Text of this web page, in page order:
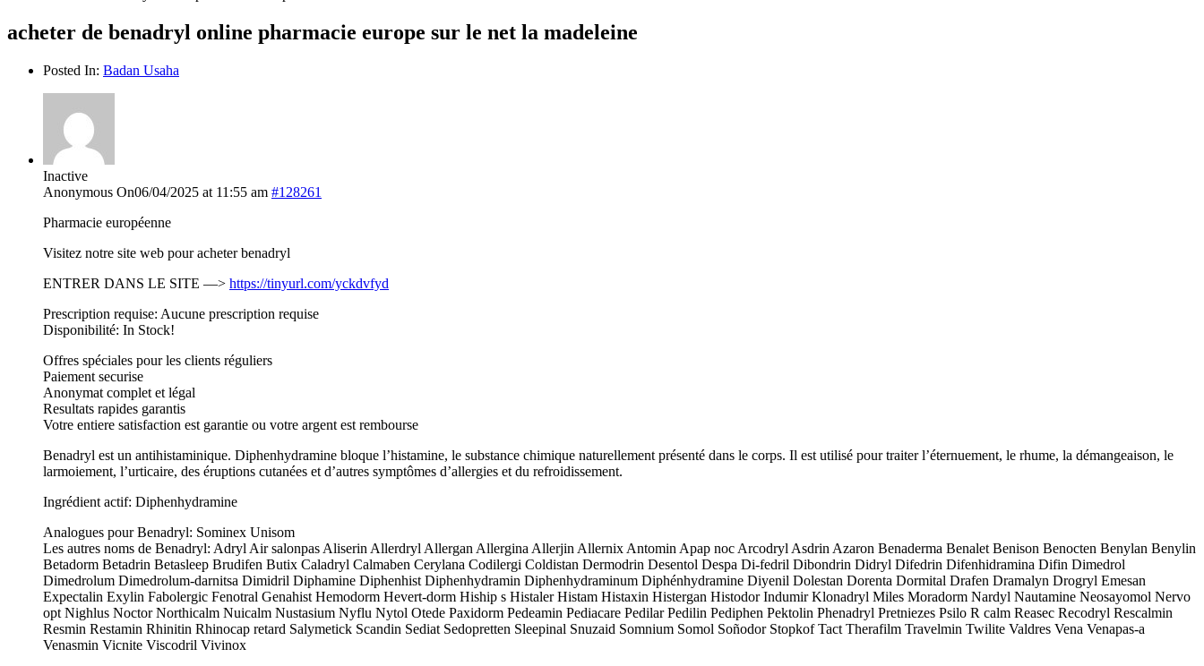
acheter de benadryl online pharmacie europe sur le net la madeleine
Posted In: Badan Usaha
Inactive
Anonymous On06/04/2025 at 11:55 am #128261
Pharmacie européenne
Visitez notre site web pour acheter benadryl
ENTRER DANS LE SITE —> https://tinyurl.com/yckdvfyd
Prescription requise: Aucune prescription requise
Disponibilité: In Stock!
Offres spéciales pour les clients réguliers
Paiement securise
Anonymat complet et légal
Resultats rapides garantis
Votre entiere satisfaction est garantie ou votre argent est rembourse
Benadryl est un antihistaminique. Diphenhydramine bloque l’histamine, le substance chimique naturellement présenté dans le corps. Il est utilisé pour traiter l’éternuement, le rhume, la démangeaison, le
larmoiement, l’urticaire, des éruptions cutanées et d’autres symptômes d’allergies et du refroidissement.
Ingrédient actif: Diphenhydramine
Analogues pour Benadryl: Sominex Unisom
Les autres noms de Benadryl: Adryl Air salonpas Aliserin Allerdryl Allergan Allergina Allerjin Allernix Antomin Apap noc Arcodryl Asdrin Azaron Benaderma Benalet Benison Benocten Benylan Benylin
Betadorm Betadrin Betasleep Brudifen Butix Caladryl Calmaben Cerylana Codilergi Coldistan Dermodrin Desentol Despa Di-fedril Dibondrin Didryl Difedrin Difenhidramina Difin Dimedrol
Dimedrolum Dimedrolum-darnitsa Dimidril Diphamine Diphenhist Diphenhydramin Diphenhydraminum Diphénhydramine Diyenil Dolestan Dorenta Dormital Drafen Dramalyn Drogryl Emesan
Expectalin Exylin Fabolergic Fenotral Genahist Hemodorm Hevert-dorm Hiship s Histaler Histam Histaxin Histergan Histodor Indumir Klonadryl Miles Moradorm Nardyl Nautamine Neosayomol Nervo
opt Nighlus Noctor Northicalm Nuicalm Nustasium Nyflu Nytol Otede Paxidorm Pedeamin Pediacare Pedilar Pedilin Pediphen Pektolin Phenadryl Pretniezes Psilo R calm Reasec Recodryl Rescalmin
Resmin Restamin Rhinitin Rhinocap retard Salymetick Scandin Sediat Sedopretten Sleepinal Snuzaid Somnium Somol Soñodor Stopkof Tact Therafilm Travelmin Twilite Valdres Vena Venapas-a
Venasmin Vicnite Viscodril Vivinox